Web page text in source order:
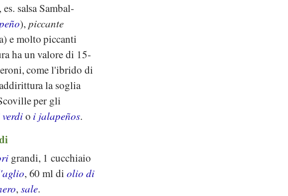
salsa Sambal-
), piccante
e molto piccanti
ha un valore di 15-
come l'ibrido di
la soglia
per gli
o i jalapeños.
grandi, 1 cucchiaio
, 60 ml di olio di
, sale.